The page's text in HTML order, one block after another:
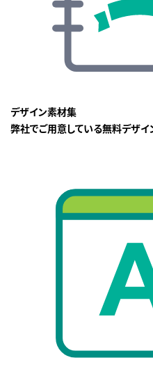
デザイン素材集
弊社でご用意している無料デザイ